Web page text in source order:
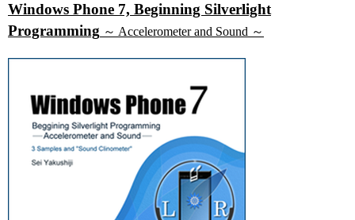
Windows Phone 7, Beginning Silverlight
Programming ～ Accelerometer and Sound ～